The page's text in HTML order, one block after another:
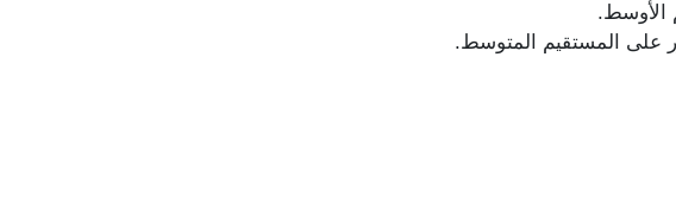
الأوسط.
على المستقيم المتوسط.